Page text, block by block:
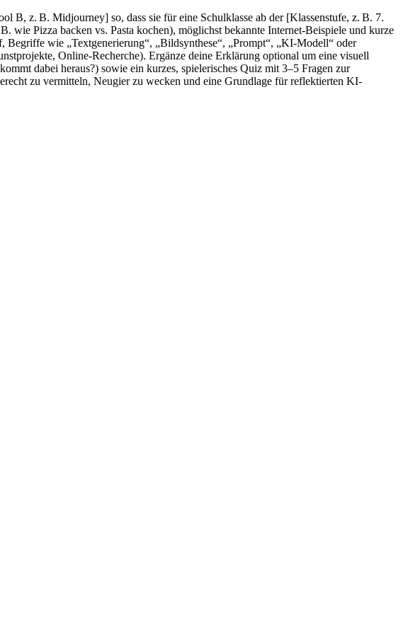
z. B. Midjourney] so, dass sie für eine Schulklasse ab der [Klassenstufe, z. B. 7.
wie Pizza backen vs. Pasta kochen), möglichst bekannte Internet-Beispiele und kurze
Begriffe wie „Textgenerierung“, „Bildsynthese“, „Prompt“, „KI-Modell“ oder
Online-Recherche). Ergänze deine Erklärung optional um eine visuell
dabei heraus?) sowie ein kurzes, spielerisches Quiz mit 3–5 Fragen zur
zu vermitteln, Neugier zu wecken und eine Grundlage für reflektierten KI-